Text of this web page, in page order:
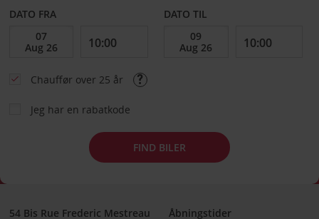
DATO FRA DATO TIL
Chauffør over 25 år
Jeg har en rabatkode
FIND BILER
54 Bis Rue Frederic Mestreau
Åbningstider